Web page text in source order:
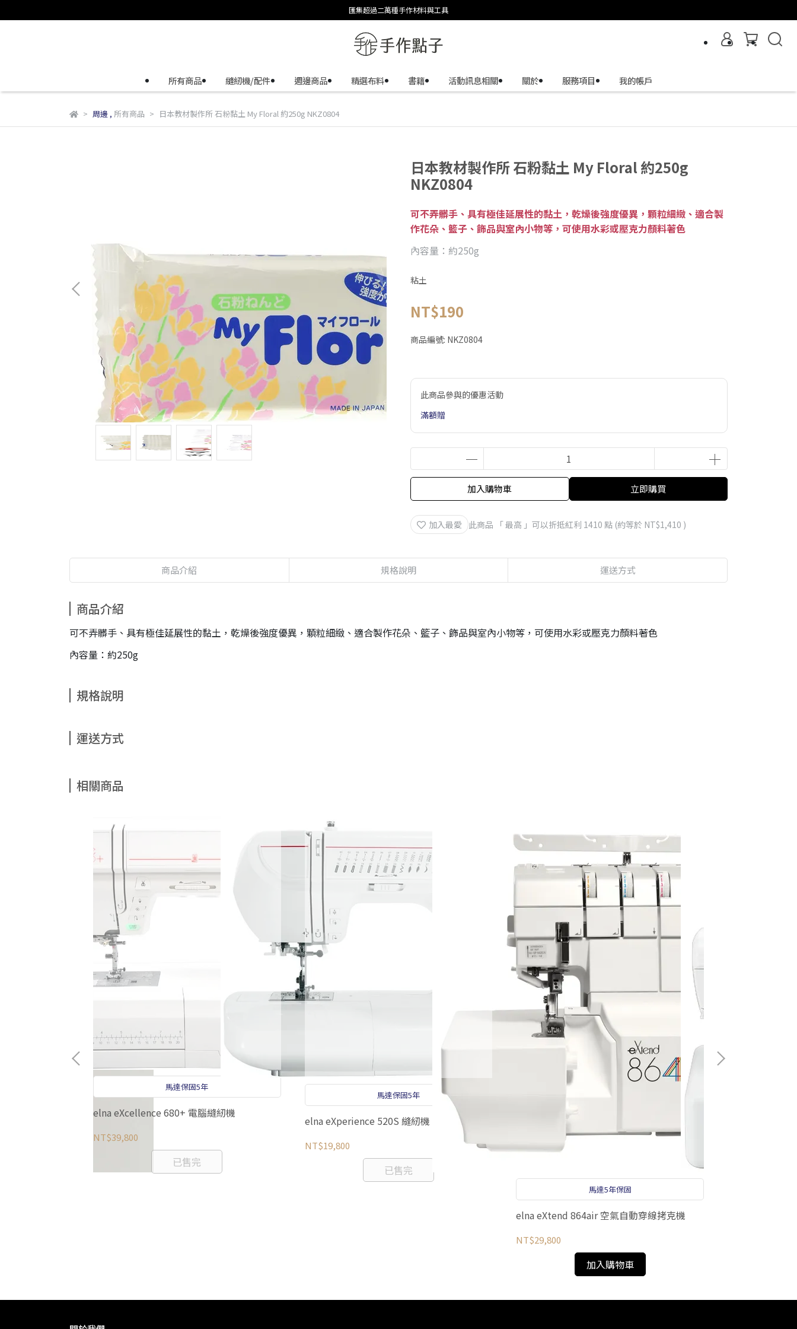
匯集超過二萬種手作材料與工具
所有商品 縫紉機/配件 週邊商品 精選布料 書籍 活動訊息相關 關於 服務項目 我的帳戶
周邊 , 所有商品 日本教材製作所 石粉黏土 My Floral 約250g NKZ0804
日本教材製作所 石粉黏土 My Floral 約250g
NKZ0804
可不弄髒手、具有極佳延展性的黏土，乾燥後強度優異，顆粒細緻、適合製
作花朵、籃子、飾品與室內小物等，可使用水彩或壓克力顏料著色
內容量：約250g
粘土
NT$190
商品編號: NKZ0804
此商品參與的優惠活動
滿額贈
加入購物車 立即購買
加入最愛 此商品 「 最高 」可以折抵紅利 1410 點 (約等於 NT$1,410 )
商品介紹 規格說明 運送方式
商品介紹
可不弄髒手、具有極佳延展性的黏土，乾燥後強度優異，顆粒細緻、適合製作花朵、籃子、飾品與室內小物等，可使用水彩或壓克力顏料著色
內容量：約250g
規格說明
運送方式
相關商品
馬達保固5年
elna eXcellence 680+ 電腦縫紉機
NT$39,800
已售完
馬達保固5年
elna eXperience 520S 縫紉機
NT$19,800
已售完
馬達5年保固
elna eXtend 864air 空氣自動穿線拷克機
NT$29,800
加入購物車